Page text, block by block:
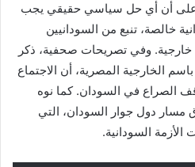
أن أي حل سياسي حقيقي يجب
خالصة، تنبع من السودانيين
وفي تصريحات صحفية، ذكر
الخارجية المصرية، أن الاجتماع
الصراع في السودان. كما نوه
مسار دول جوار السودان، التي
السودانية.